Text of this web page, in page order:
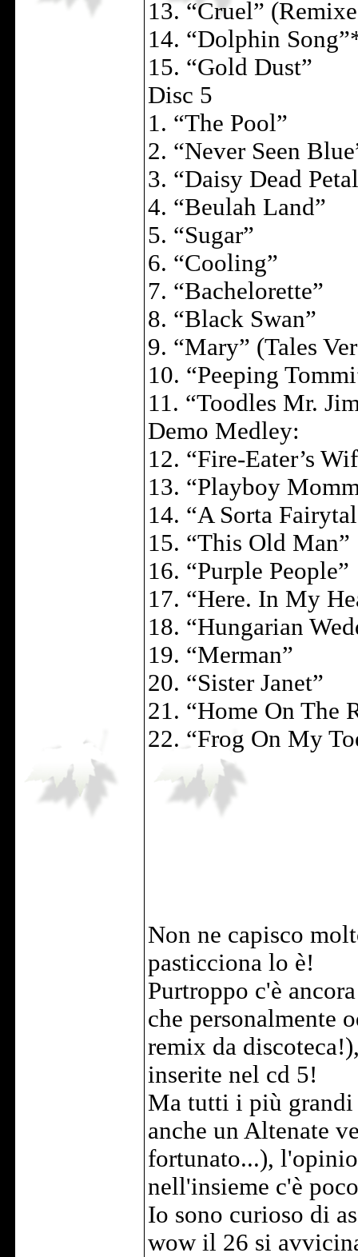
13. “Cruel”
14. “Dolphin
15. “Gold Dust”
Disc 5
1. “The Pool”
2. “Never Seen
3. “Daisy Dead
4. “Beulah Land”
5. “Sugar”
6. “Cooling”
7. “Bachelorette”
8. “Black Swan”
9. “Mary” (Tales
10. “Peeping
11. “Toodles Mr.
Demo Medley:
12. “Fire-Eater’s
13. “Playboy
14. “A Sorta
15. “This Old Man”
16. “Purple People”
17. “Here. In My
18. “Hungarian
19. “Merman”
20. “Sister Janet”
21. “Home On The
22. “Frog On My
Non ne capisco
pasticciona lo è!
Purtroppo c'è
che personalmente
remix da
inserite nel cd 5!
Ma tutti i più grandi
anche un Altenate
fortunato...),
nell'insieme c'è
Io sono curioso di
wow il 26 si